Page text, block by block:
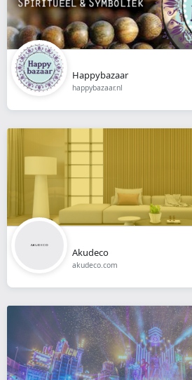
Happybazaar
happybazaar.nl
Akudeco
akudeco.com